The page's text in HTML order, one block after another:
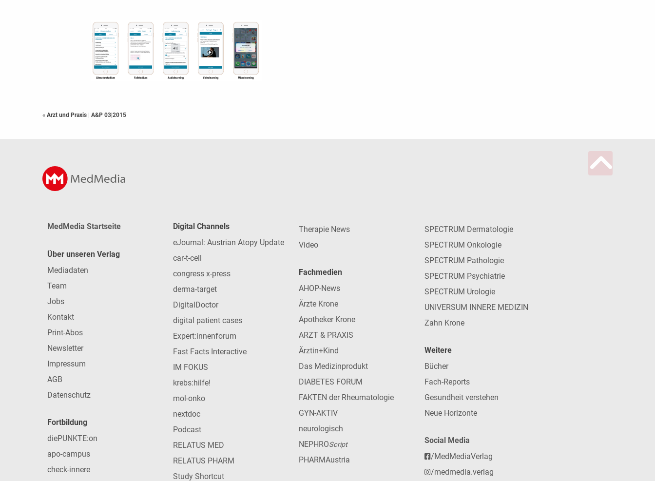
« Arzt und Praxis | A&P 03|2015
MedMedia Startseite
Über unseren Verlag
Mediadaten
Team
Jobs
Kontakt
Print-Abos
Newsletter
Impressum
AGB
Datenschutz
Fortbildung
diePUNKTE:on
apo-campus
check-innere
Digital Channels
eJournal: Austrian Atopy Update
car-t-cell
congress x-press
derma-target
DigitalDoctor
digital patient cases
Expert:innenforum
Fast Facts Interactive
IM FOKUS
krebs:hilfe!
mol-onko
nextdoc
Podcast
RELATUS MED
RELATUS PHARM
Study Shortcut
Therapie News
Video
Fachmedien
AHOP-News
Ärzte Krone
Apotheker Krone
ARZT & PRAXIS
Ärztin+Kind
Das Medizinprodukt
DIABETES FORUM
FAKTEN der Rheumatologie
GYN-AKTIV
neurologisch
NEPHROScript
PHARMAustria
SPECTRUM Dermatologie
SPECTRUM Onkologie
SPECTRUM Pathologie
SPECTRUM Psychiatrie
SPECTRUM Urologie
UNIVERSUM INNERE MEDIZIN
Zahn Krone
Weitere
Bücher
Fach-Reports
Gesundheit verstehen
Neue Horizonte
Social Media
/MedMediaVerlag
/medmedia.verlag